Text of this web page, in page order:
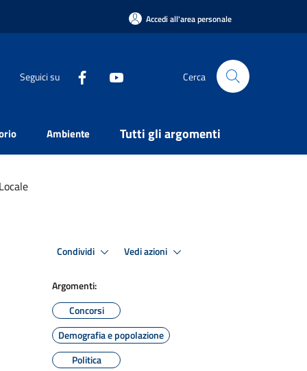
Accedi all'area personale
Seguici su Cerca
Ambiente Tutti gli argomenti
Condividi Vedi azioni
Argomenti:
Concorsi
Demografia e popolazione
Politica